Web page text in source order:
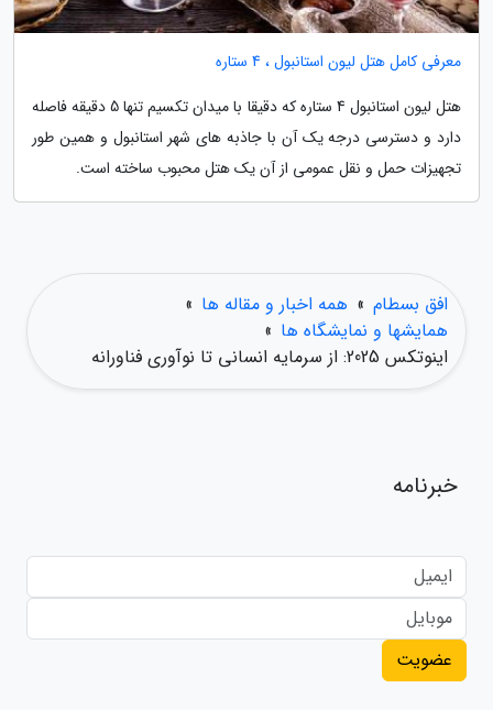
معرفی کامل هتل لیون استانبول ، 4 ستاره
هتل لیون استانبول 4 ستاره که دقیقا با میدان تکسیم تنها 5 دقیقه فاصله
دارد و دسترسی درجه یک آن با جاذبه های شهر استانبول و همین طور
تجهیزات حمل و نقل عمومی از آن یک هتل محبوب ساخته است.
افق بسطام » همه اخبار و مقاله ها »
همایشها و نمایشگاه ها »
اینوتکس 2025: از سرمایه انسانی تا نوآوری فناورانه
خبرنامه
عضویت